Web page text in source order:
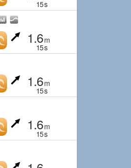
15s
1.6m
15s
1.6m
15s
1.6m
15s